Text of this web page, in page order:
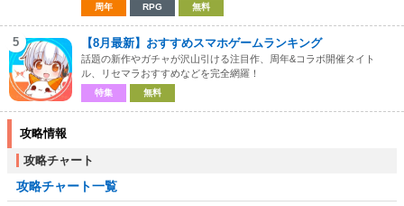
周年 RPG 無料
5 【8月最新】おすすめスマホゲームランキング
話題の新作やガチャが沢山引ける注目作、周年&コラボ開催タイト
ル、リセマラおすすめなどを完全網羅！
特集 無料
攻略情報
攻略チャート
攻略チャート一覧